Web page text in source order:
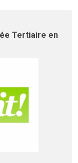
Tertiaire en